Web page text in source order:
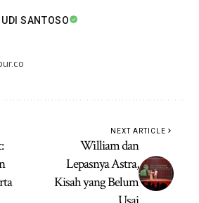
SANTOSO
NEXT ARTICLE
William dan
Lepasnya Astra,
Kisah yang Belum